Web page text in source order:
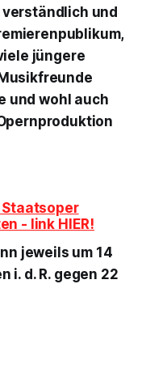
und
jüngere
und wohl auch
Staatsoper
- link HIER!
jeweils um 14
i. d. R. gegen 22